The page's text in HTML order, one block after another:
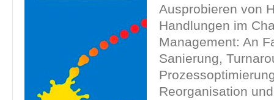
Ausprobieren von
Handlungen im
Management: An
Sanierung,
Reorganisation und